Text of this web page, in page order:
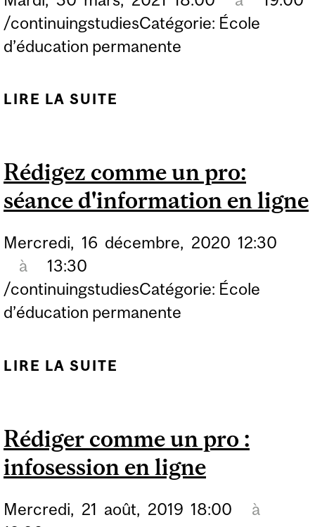
/continuingstudiesCatégorie: École
d’éducation permanente
LIRE LA SUITE
LIGNE
Rédigez comme un pro:
séance d'information en ligne
Mercredi, 16 décembre, 2020 12:30
à
13:30
/continuingstudiesCatégorie: École
d’éducation permanente
LIRE LA SUITE
LIGNE
Rédiger comme un pro :
infosession en ligne
Mercredi, 21 août, 2019 18:00
à